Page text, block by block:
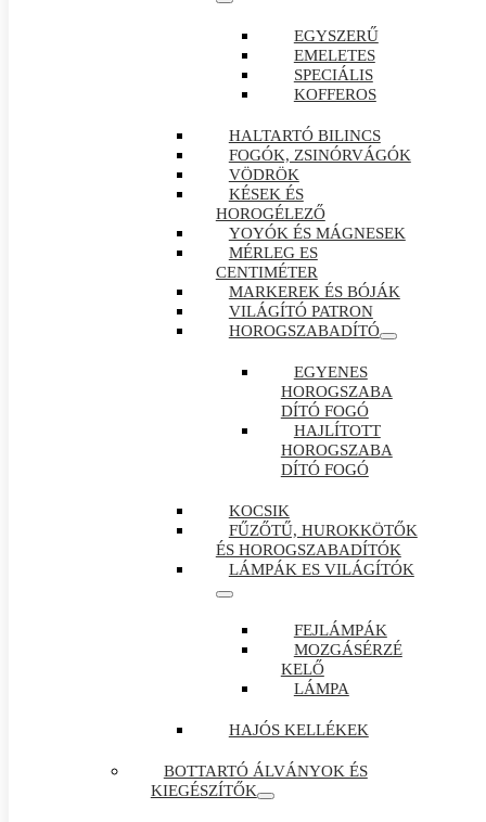
EGYSZERŰ
EMELETES
SPECIÁLIS
KOFFEROS
HALTARTÓ BILINCS
FOGÓK, ZSINÓRVÁGÓK
VÖDRÖK
KÉSEK ÉS
HOROGÉLEZŐ
YOYÓK ÉS MÁGNESEK
MÉRLEG ES
CENTIMÉTER
MARKEREK ÉS BÓJÁK
VILÁGÍTÓ PATRON
HOROGSZABADÍTÓ
EGYENES
HOROGSZABA
DÍTÓ FOGÓ
HAJLÍTOTT
HOROGSZABA
DÍTÓ FOGÓ
KOCSIK
FŰZŐTŰ, HUROKKÖTŐK
ÉS HOROGSZABADÍTÓK
LÁMPÁK ES VILÁGÍTÓK
FEJLÁMPÁK
MOZGÁSÉRZÉ
KELŐ
LÁMPA
HAJÓS KELLÉKEK
BOTTARTÓ ÁLVÁNYOK ÉS
KIEGÉSZÍTŐK